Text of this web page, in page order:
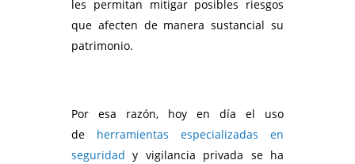
les permitan mitigar posibles riesgos
que afecten de manera sustancial su
patrimonio.
Por esa razón, hoy en día el uso
de herramientas especializadas en
seguridad y vigilancia privada se ha